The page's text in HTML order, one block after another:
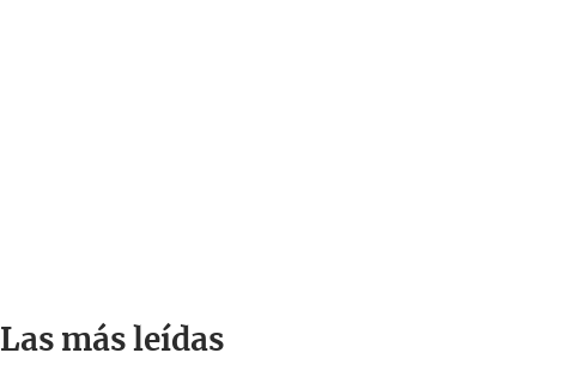
Las más leídas